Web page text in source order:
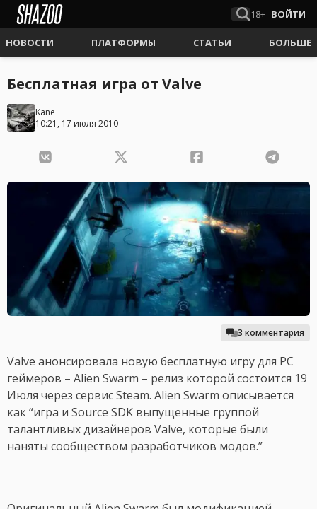
18+ ВОЙТИ
НОВОСТИ ПЛАТФОРМЫ СТАТЬИ БОЛЬШЕ
Бесплатная игра от Valve
Kane
10:21, 17 июля 2010
3 комментария
Valve анонсировала новую бесплатную игру для PC
геймеров – Alien Swarm – релиз которой состоится 19
Июля через сервис Steam. Alien Swarm описывается
как “игра и Source SDK выпущенные группой
талантливых дизайнеров Valve, которые были
наняты сообществом разработчиков модов.”